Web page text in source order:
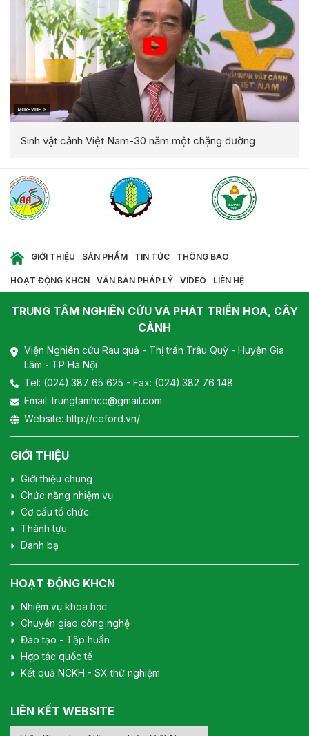
Sinh vật cảnh Việt Nam-30 năm một chặng đường
GIỚI THIỆU SẢN PHẨM TIN TỨC THÔNG BÁO
HOẠT ĐỘNG KHCN VĂN BẢN PHÁP LÝ VIDEO LIÊN HỆ
TRUNG TÂM NGHIÊN CỨU VÀ PHÁT TRIỂN HOA, CÂY
CẢNH
Viện Nghiên cứu Rau quả - Thị trấn Trâu Quỳ - Huyện Gia
Lâm - TP Hà Nội
Tel: (024).387 65 625 - Fax: (024).382 76 148
Email:trungtamhcc@gmail.com
Website: http://ceford.vn/
GIỚI THIỆU
Giới thiệu chung
Chức năng nhiệm vụ
Cơ cấu tổ chức
Thành tựu
Danh bạ
HOẠT ĐỘNG KHCN
Nhiệm vụ khoa học
Chuyển giao công nghệ
Đào tạo - Tập huấn
Hợp tác quốc tế
Kết quả NCKH - SX thử nghiệm
LIÊN KẾT WEBSITE